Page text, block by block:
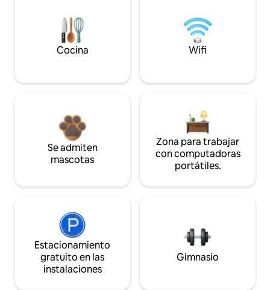
Cocina Wifi
Se admiten
mascotas
Zona para trabajar
con computadoras
portátiles.
Estacionamiento
gratuito en las
instalaciones
Gimnasio